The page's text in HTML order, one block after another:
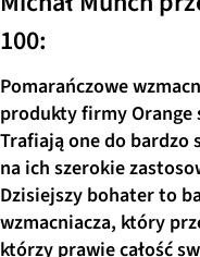
100:
Pomarańczowe
produkty firmy Orange
Trafiają one do bardzo
na ich szerokie
Dzisiejszy bohater to
wzmacniacza, który
którzy prawie całość